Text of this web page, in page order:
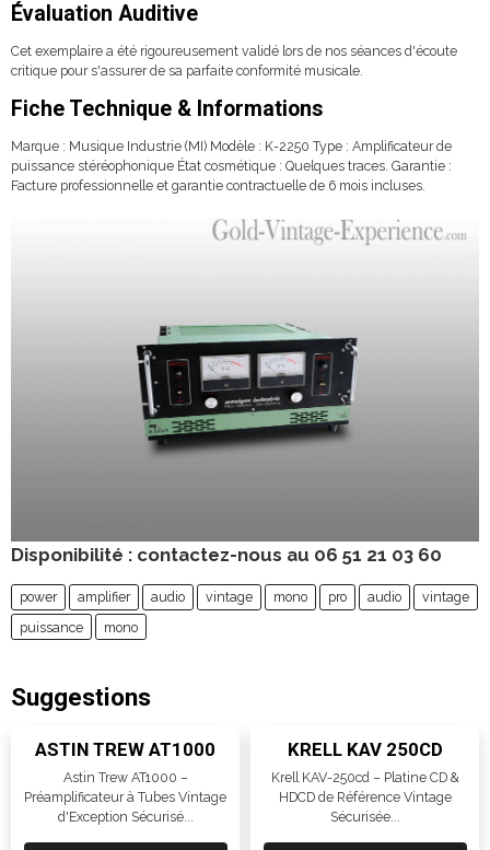
Évaluation Auditive
Cet exemplaire a été rigoureusement validé lors de nos séances d'écoute
critique pour s'assurer de sa parfaite conformité musicale.
Fiche Technique & Informations
Marque : Musique Industrie (MI) Modèle : K-2250 Type : Amplificateur de
puissance stéréophonique État cosmétique : Quelques traces. Garantie :
Facture professionnelle et garantie contractuelle de 6 mois incluses.
Disponibilité : contactez-nous au 06 51 21 03 60
power amplifier audio vintage mono pro audio
vintage
puissance
mono
Suggestions
ASTIN TREW AT1000
Astin Trew AT1000 –
Préamplificateur à Tubes Vintage
d'Exception Sécurisé...
KRELL KAV 250CD
Krell KAV-250cd – Platine CD &
HDCD de Référence Vintage
Sécurisée...